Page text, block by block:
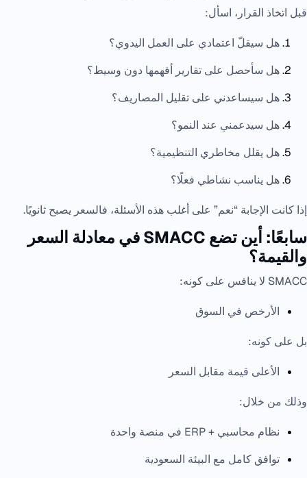
قبل اتخاذ القرار، اسأل:
هل سيقلّ اعتمادي على العمل اليدوي؟
هل سأحصل على تقارير أفهمها دون وسيط؟
هل سيساعدني على تقليل المصاريف؟
هل سيدعمني عند النمو؟
هل يقلل مخاطري التنظيمية؟
هل يناسب نشاطي فعلًا؟
إذا كانت الإجابة “نعم” على أغلب هذه الأسئلة، فالسعر يصبح ثانويًا.
سابعًا: أين تضع SMACC في معادلة السعر
والقيمة؟
SMACC لا ينافس على كونه:
الأرخص في السوق
بل على كونه:
الأعلى قيمة مقابل السعر
وذلك من خلال:
نظام محاسبي + ERP في منصة واحدة
توافق كامل مع البيئة السعودية